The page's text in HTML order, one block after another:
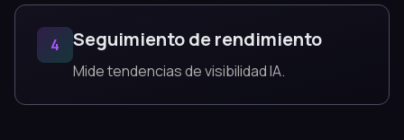
4 Seguimiento de rendimiento
Mide tendencias de visibilidad IA.